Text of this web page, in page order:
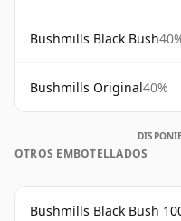
Bushmills Black Bush
Bushmills Original40%
OTROS EMBOTELLADOS
Bushmills Black Bush